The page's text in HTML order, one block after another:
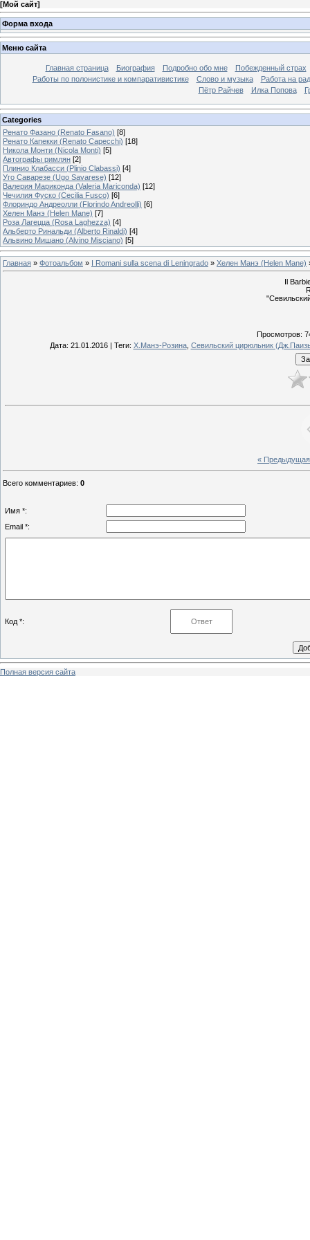
[Мой сайт]
Форма входа
Меню сайта
Главная страница Биография Подробно обо мне
Побежденный страх
Работы по полонистике и компаративистике
Слово и музыка
Работа на
Пётр Райчев
Илка Попова
Categories
Ренато Фазано (Renato Fasano) [8]
Ренато Капекки (Renato Capecchi) [18]
Никола Монти (Nicola Monti) [5]
Автографы римлян [2]
Плинио Клабасси (Plinio Clabassi) [4]
Уго Саварезе (Ugo Savarese) [12]
Валерия Мариконда (Valeria Mariconda) [12]
Чечилия Фуско (Cecilia Fusco) [6]
Флориндо Андреолли (Florindo Andreolli) [6]
Хелен Манэ (Helen Mane) [7]
Роза Лагецца (Rosa Laghezza) [4]
Альберто Ринальди (Alberto Rinaldi) [4]
Альвино Мишано (Alvino Misciano) [5]
Главная » Фотоальбом » I Romani sulla scena di Leningrado » Хелен Манэ (Helen Mane)
Il
Просмотров:
Дата: 21.01.2016 | Теги: Х.Манэ-Розина, Севильский цирюльник
« Предыдущая
Всего комментариев: 0
Имя *:
Email *:
Код *:
Полная версия сайта